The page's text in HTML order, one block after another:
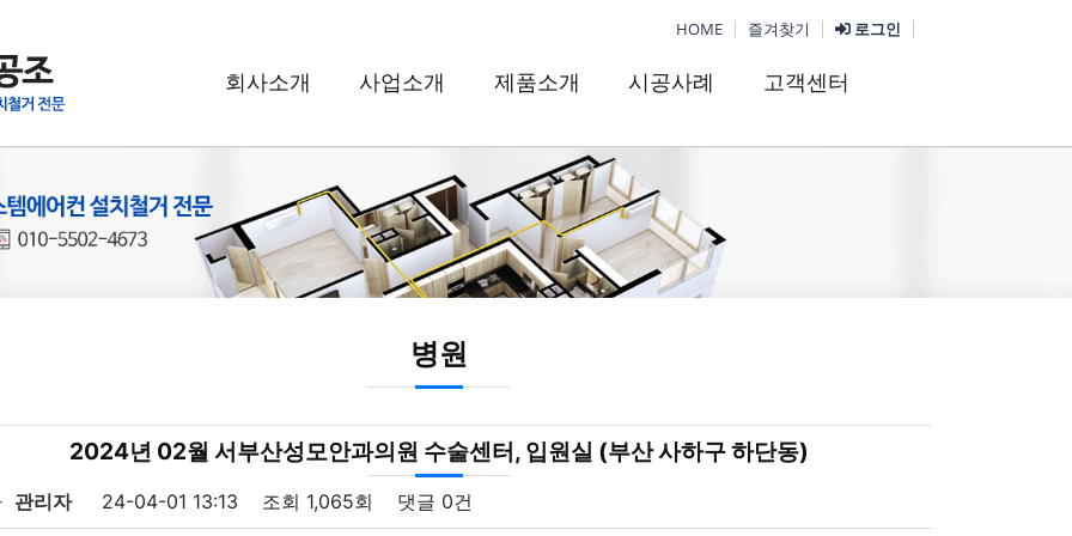
HOME 즐겨찾기 로그인
회사소개 사업소개 제품소개 시공사례 고객센터
병원
2024년 02월 서부산성모안과의원 수술센터, 입원실 (부산 사하구 하단동)
관리자 24-04-01 13:13 조회 1,065회 댓글 0건